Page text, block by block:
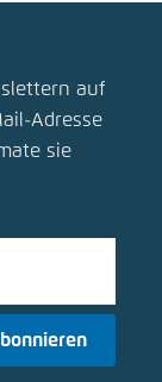
2)
auf
Adresse
sie